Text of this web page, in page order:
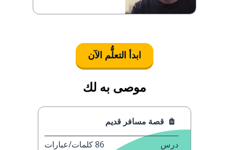
ابدأ التعلُّم الآن
موصى به لك
قصة مسافر قديم
درس 86كلمات/عبارات